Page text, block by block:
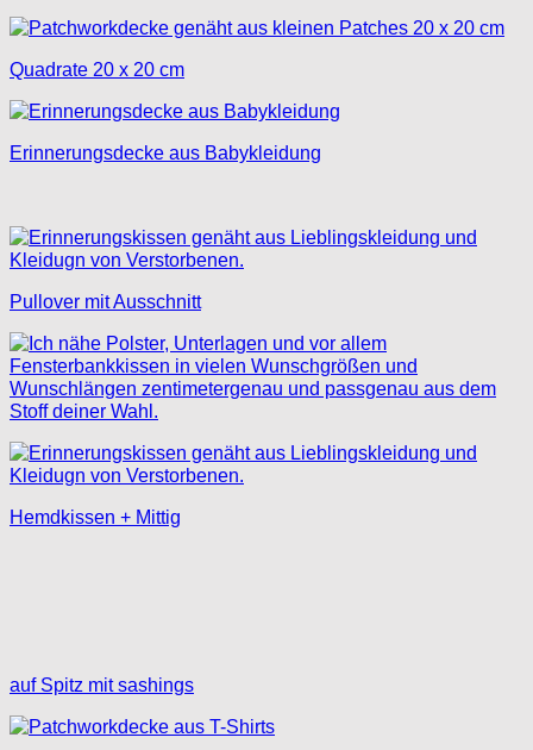
Quadrate 20 x 20 cm
Erinnerungsdecke aus Babykleidung
Pullover mit Ausschnitt
Hemdkissen + Mittig
auf Spitz mit sashings